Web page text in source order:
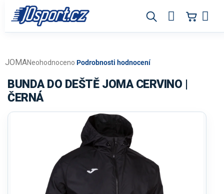
obsah
Průměrné
produktu
je
0,0
Neohodnoceno Podrobnosti hodnocení
JOMA
BUNDA DO DEŠTĚ JOMA CERVINO |
ČERNÁ